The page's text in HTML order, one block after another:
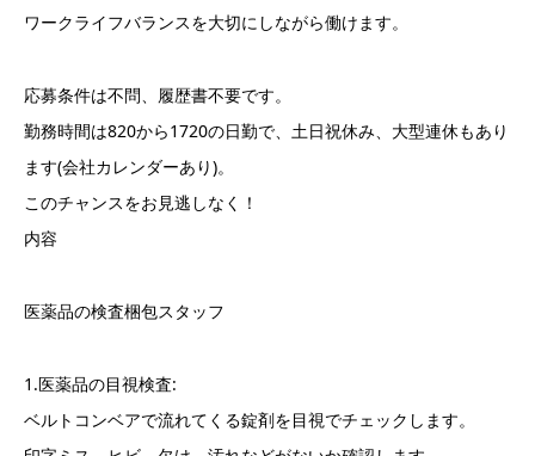
ワークライフバランスを大切にしながら働けます。
応募条件は不問、履歴書不要です。
勤務時間は820から1720の日勤で、土日祝休み、大型連休もあり
ます(会社カレンダーあり)。
このチャンスをお見逃しなく！
内容
医薬品の検査梱包スタッフ
1.医薬品の目視検査:
ベルトコンベアで流れてくる錠剤を目視でチェックします。